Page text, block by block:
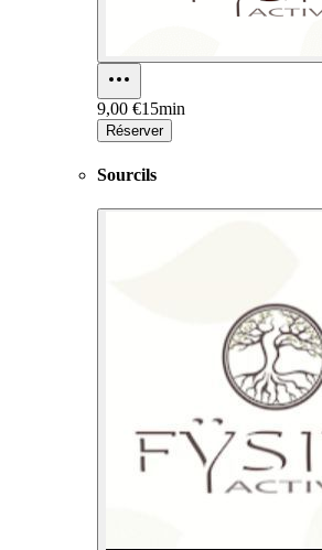
9,00 €15min
Réserver
Sourcils